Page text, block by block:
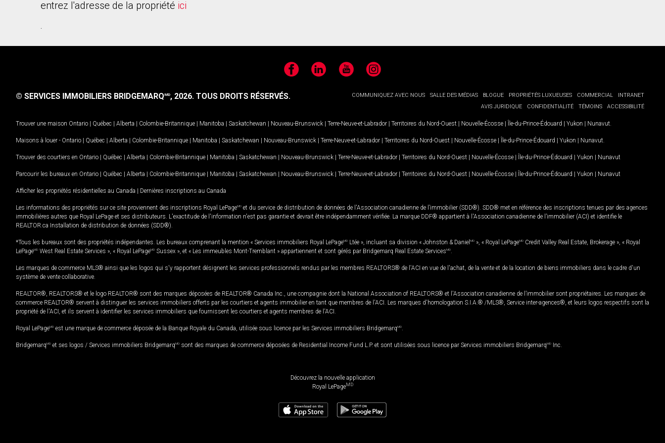
entrez l'adresse de la propriété ici
.
FacebookLinkedIn YouTubeInstagram
COMMUNIQUEZ AVEC NOUS SALLE DES MÉDIAS BLOGUE PROPRIÉTÉS LUXUEUSES COMMERCIAL
INTRANET
AVIS JURIDIQUE
CONFIDENTIALITÉ TÉMOINS ACCESSIBILITÉ
© SERVICES IMMOBILIERS BRIDGEMARQMD, 2026. TOUS DROITS RÉSERVÉS.
Trouver une maison Ontario | Québec | Alberta | Colombie-Britannique | Manitoba | Saskatchewan | Nouveau-Brunswick | Terre-Neuve-et-Labrador | Territoires du Nord-Ouest | Nouvelle-Écosse | Île-du-Prince-Édouard | Yukon | Nunavut
Maisons à louer - Ontario | Québec | Alberta | Colombie-Britannique | Manitoba | Saskatchewan | Nouveau-Brunswick | Terre-Neuve-et-Labrador | Territoires du Nord-Ouest | Nouvelle-Écosse | Île-du-Prince-Édouard | Yukon | Nunavut
Trouver des courtiers en Ontario | Québec | Alberta | Colombie-Britannique | Manitoba | Saskatchewan | Nouveau-Brunswick | Terre-Neuve-et-Labrador | Territoires du Nord-Ouest | Nouvelle-Écosse | Île-du-Prince-Édouard | Yukon | Nunavut
Parcourir les bureaux en Ontario | Québec | Alberta | Colombie-Britannique | Manitoba | Saskatchewan | Nouveau-Brunswick | Terre-Neuve-et-Labrador | Territoires du Nord-Ouest | Nouvelle-Écosse | Île-du-Prince-Édouard | Yukon | Nunavut
Afficher les propriétés résidentielles au Canada | Dernières inscriptions au Canada
Les informations des propriétés sur ce site proviennent des inscriptions Royal LePageMD et du service de distribution de données de l'Association canadienne de l’immobilier (SDD®). SDD® met en référence des inscriptions tenues par des agences
immobilières autres que Royal LePage et ses distributeurs. L'exactitude de l'information n'est pas garantie et devrait être indépendamment vérifiée. La marque DDF® appartient à l'Association canadienne de l’immobilier (ACI) et identifie le
REALTOR.ca Installation de distribution de données (SDD®).
*Tous les bureaux sont des propriétés indépendantes. Les bureaux comprenant la mention « Services immobiliers Royal LePageMD Ltée », incluant sa division « Johnston & Daniel MD », « Royal LePageMD Credit Valley Real Estate, Brokerage », « Royal
LePageMD West Real Estate Services », « Royal LePageMD Sussex », et « Les immeubles Mont-Tremblant » appartiennent et sont gérés par Bridgemarq Real Estate ServicesMD
Les marques de commerce MLS® ainsi que les logos qui s'y rapportent désignent les services professionnels rendus par les membres REALTORS® de l'ACI en vue de l'achat, de la vente et de la location de biens immobiliers dans le cadre d'un
système de vente collaborative.
REALTOR®, REALTORS® et le logo REALTOR® sont des marques déposées de REALTOR® Canada Inc., une compagnie dont la National Association of REALTORS® et l'Association canadienne de l’immobilier sont propriétaires. Les marques de
commerce REALTOR® servent à distinguer les services immobiliers offerts par les courtiers et agents immobilier en tant que membres de l'ACI. Les marques d'homologation S.I.A.® /MLS®, Service inter-agences®, et leurs logos respectifs sont la
propriété de l'ACI, et ils servent à identifier les services immobiliers que fournissent les courtiers et agents membres de l'ACI.
Royal LePageMD est une marque de commerce déposée de la Banque Royale du Canada, utilisée sous licence par les Services immobiliers BridgemarqMD
BridgemarqMD et ses logos / Services immobiliers BridgemarqMD sont des marques de commerce déposées de Residential Income Fund L.P. et sont utilisées sous licence par Services immobiliers BridgemarqMD Inc.
Découvrez la nouvelle application
Royal LePageMD